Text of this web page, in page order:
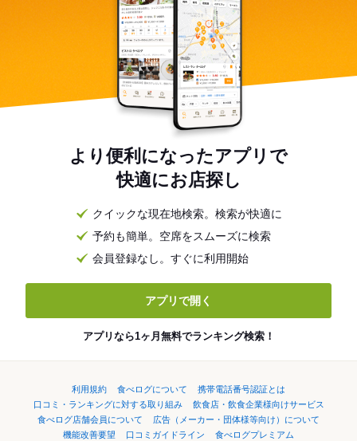
より便利になったアプリで
快適にお店探し
クイックな現在地検索。検索が快適に
予約も簡単。空席をスムーズに検索
会員登録なし。すぐに利用開始
アプリで開く
アプリなら1ヶ月無料でランキング検索！
利用規約 食べログについて
携帯電話番号認証とは
口コミ・ランキングに対する取り組み
飲食店・飲食企業様向けサービス
食べログ店舗会員について
広告（メーカー・団体様等向け）について
機能改善要望
口コミガイドライン
食べログプレミアム